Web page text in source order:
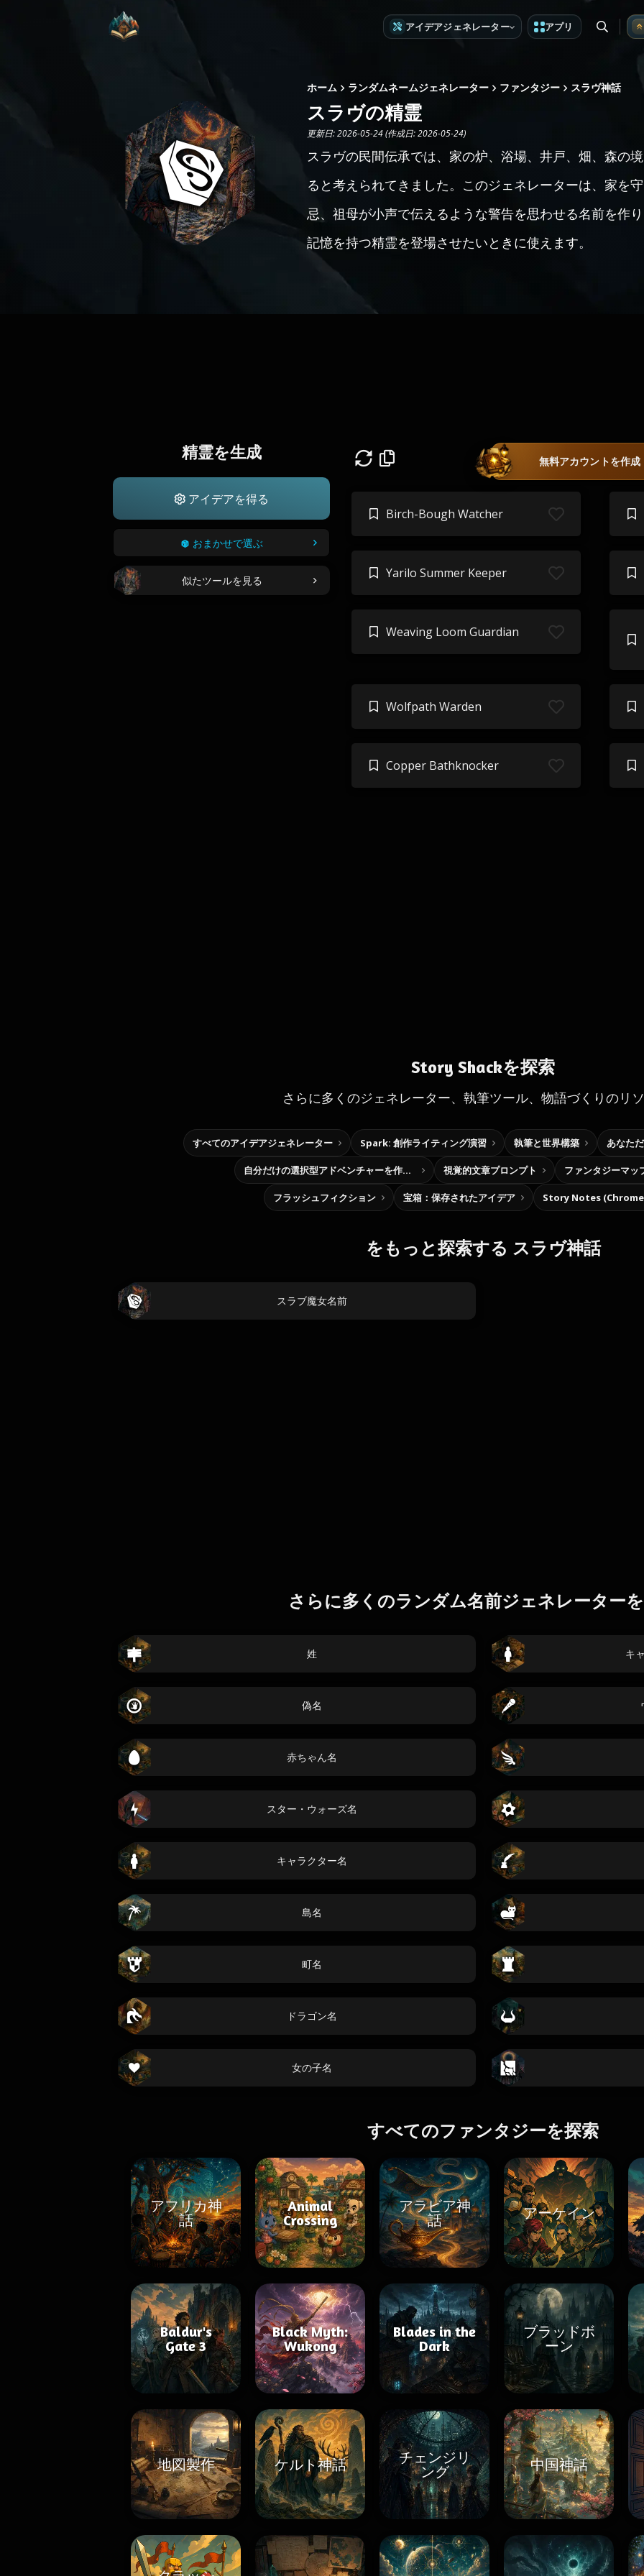
アイデアジェネレーター アプリ
ホーム ランダムネームジェネレーター ファンタジー スラヴ神話
スラヴの精霊
更新日: 2026-05-24 (作成日: 2026-05-24)
スラヴの民間伝承では、家の炉、浴場、井戸、畑、森の
ると考えられてきました。このジェネレーターは、家を
忌、祖母が小声で伝えるような警告を思わせる名前を作
記憶を持つ精霊を登場させたいときに使えます。
精霊を生成
アイデアを得る
おまかせで選ぶ
似たツールを見る
無料アカウントを作成
Birch-Bough Watcher
Yarilo Summer Keeper
Weaving Loom Guardian
Wolfpath Warden
Copper Bathknocker
Story Shackを探索
さらに多くのジェネレーター、執筆ツール、物語づくりのリ
すべてのアイデアジェネレーター Spark: 創作ライティング演習 執筆と世界構築 あなた
自分だけの選択型アドベンチャーを作ろう 視覚的文章プロンプト ファンタジーマッ
フラッシュフィクション 宝箱：保存されたアイデア Story Notes (Chrome
をもっと探索する スラヴ神話
スラブ魔女名前
さらに多くのランダム名前ジェネレーター
姓 キ
偽名
赤ちゃん名
スター・ウォーズ名
キャラクター名
島名
町名
ドラゴン名
女の子名
すべてのファンタジーを探索
アフリカ神
話
Animal
Crossing
アラビア神
話
アーケイン
Baldur's
Gate 3
Black Myth:
Wukong
Blades in the
Dark
ブラッドボ
ーン
地図製作 ケルト神話
チェンジリ
ング
中国神話